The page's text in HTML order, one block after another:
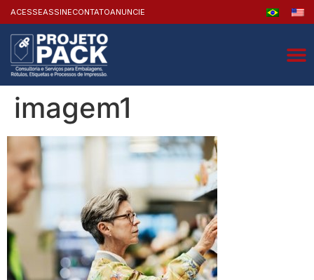
ACESSEASSINECONTATOANUNCIE
imagem1